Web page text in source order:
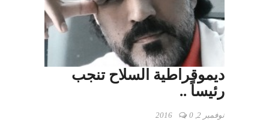
ديموقراطية السلاح تنجب
رئيساً ..
نوفمبر 2, 2016 0